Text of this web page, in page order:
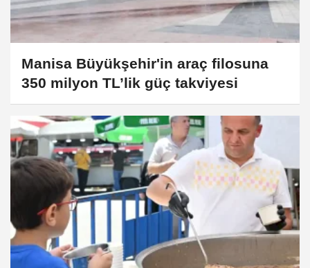
Manisa Büyükşehir'in araç filosuna
350 milyon TL’lik güç takviyesi